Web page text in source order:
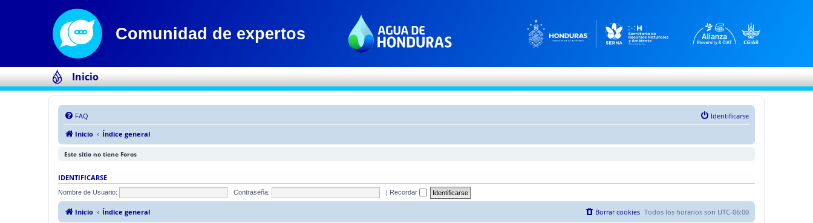
Inicio
FAQ
Identificarse
Inicio
Índice general
Este sitio no tiene Foros
IDENTIFICARSE
Nombre de Usuario: Contraseña: | Recordar
Inicio Índice general Todos los horarios son UTC-06:00
Borrar cookies